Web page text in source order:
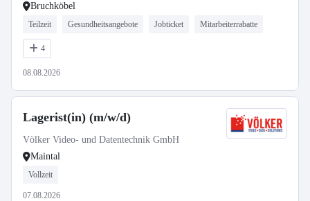
Bruchköbel
Teilzeit Gesundheitsangebote Jobticket Mitarbeiterrabatte
4
08.08.2026
Lagerist(in) (m/w/d)
Völker Video- und Datentechnik GmbH
Maintal
Vollzeit
07.08.2026